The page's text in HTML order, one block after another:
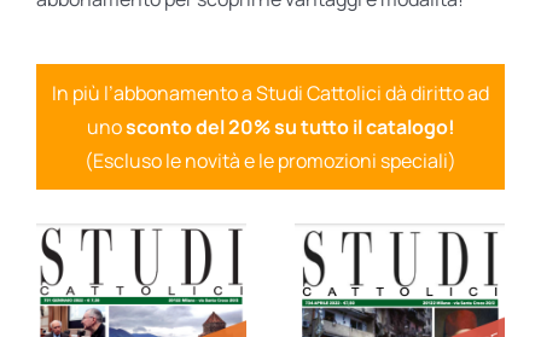
In più l’abbonamento a Studi Cattolici dà diritto ad
unosconto del 20% su tutto il catalogo!
(Escluso le novità e le promozioni speciali)